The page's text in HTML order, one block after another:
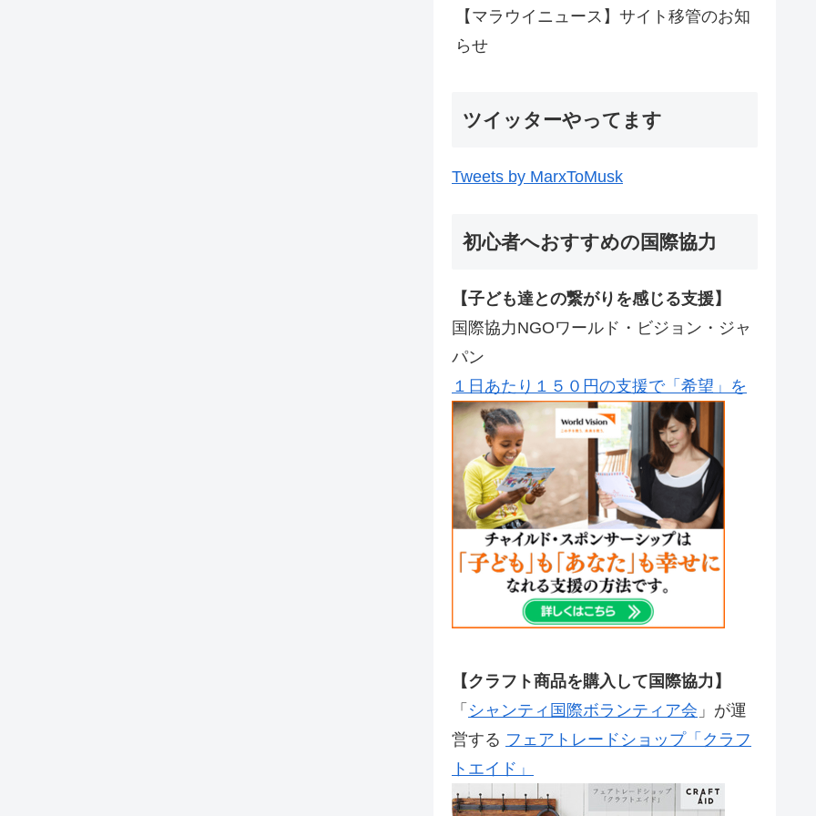
【マラウイニュース】サイト移管のお知
らせ
ツイッターやってます
Tweets by MarxToMusk
初心者へおすすめの国際協力
【子ども達との繋がりを感じる支援】
国際協力NGOワールド・ビジョン・ジャ
パン
１日あたり１５０円の支援で「希望」を
【クラフト商品を購入して国際協力】
「 シャンティ国際ボランティア会 」が運
営する フェアトレードショップ「クラフ
トエイド」